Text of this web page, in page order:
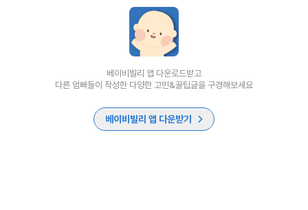
베이비빌리 앱 다운로드받고
다른 엄빠들이 작성한 다양한 고민&꿀팁글을 구경해보세요
베이비빌리 앱 다운받기